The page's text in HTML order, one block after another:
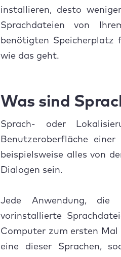
2. Wie kann ich
3. Wie kann ich
4. Wie entferne ich
installieren, desto
Sprachdateien von
benötigten Speicherplatz
wie das geht.
Was sind
Sprach- oder
Benutzeroberfläche
beispielsweise alles von
Dialogen sein.
Jede Anwendung,
vorinstallierte
Computer zum ersten Mal
eine dieser Sprachen,